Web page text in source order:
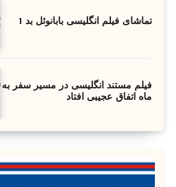
تماشای فیلم انگلیسی بابانوئل بد 1
فیلم مستند انگلیسی در مسیر سفر به
ماه اتفاق عجیبی افتاد